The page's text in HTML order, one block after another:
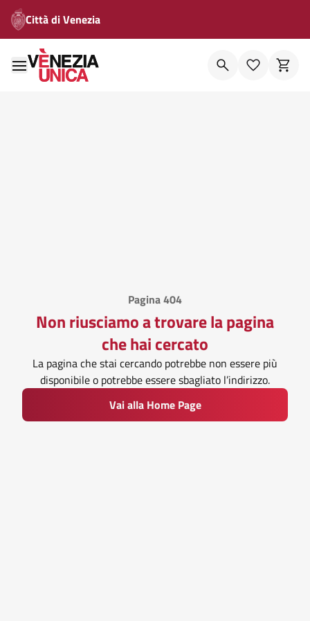
Città di Venezia
Pagina 404
Non riusciamo a trovare la pagina
che hai cercato
La pagina che stai cercando potrebbe non essere più
disponibile o potrebbe essere sbagliato l’indirizzo.
Vai alla Home Page